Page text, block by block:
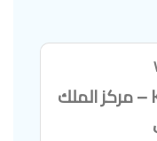
– مركز الملك